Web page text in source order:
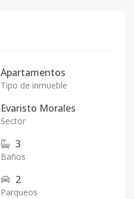
Apartamentos
Tipo de inmueble
Evaristo Morales
Sector
3
Baños
2
Parqueos